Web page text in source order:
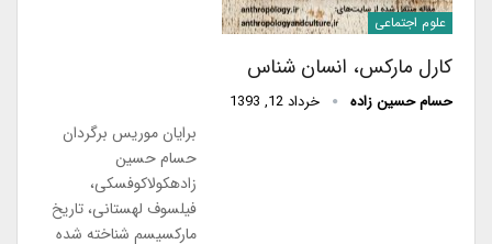
علوم اجتماعی
کارل مارکس، انسان شناس
حسام حسین زاده خرداد 12, 1393
برایان موریس برگردان
حسام حسین
زادهکولاکوفسکی،
فیلسوف لهستانی، تاریخ
مارکسیسم شناخته شده